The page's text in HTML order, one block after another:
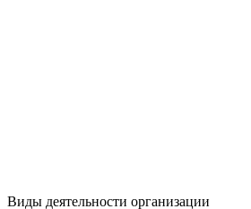
Виды деятельности организации